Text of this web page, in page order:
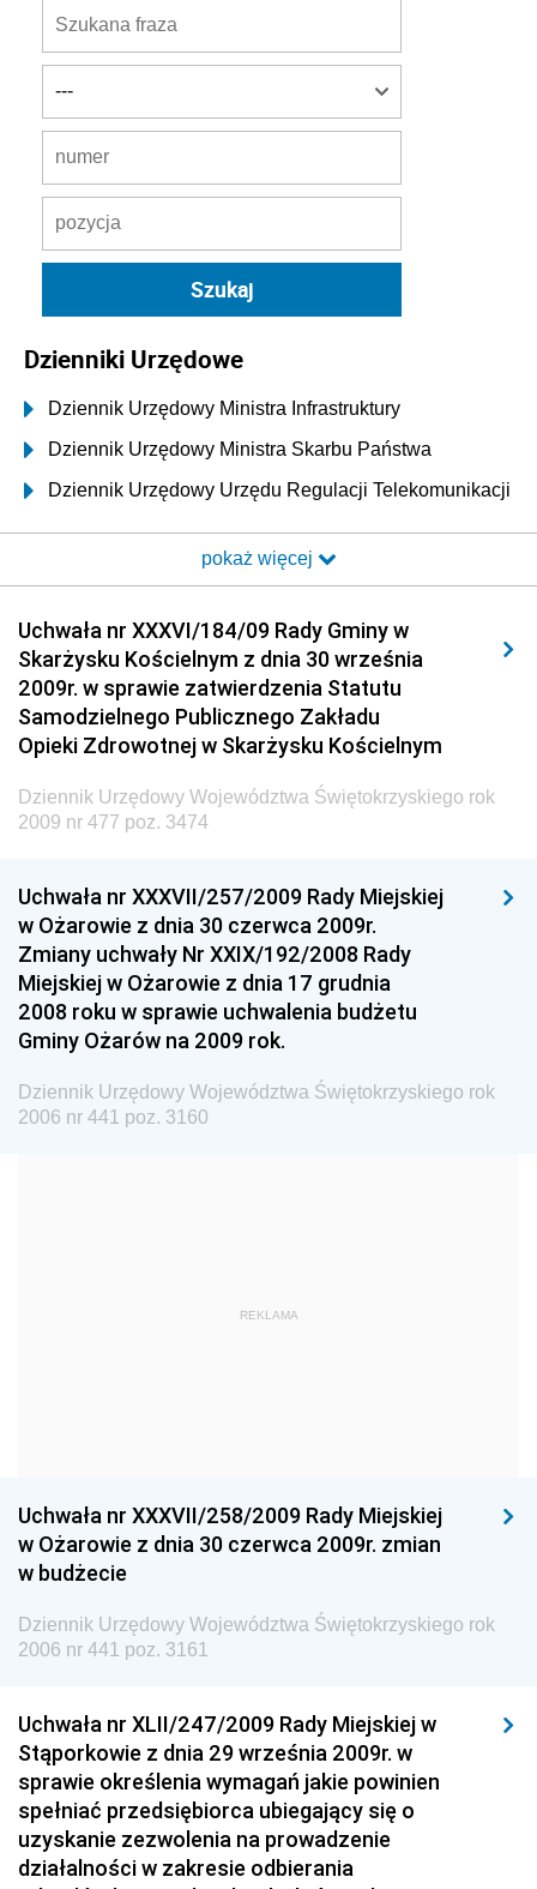
Dzienniki Urzędowe
Dziennik Urzędowy Ministra Infrastruktury
Dziennik Urzędowy Ministra Skarbu Państwa
Dziennik Urzędowy Urzędu Regulacji Telekomunikacji
Dziennik Urzędowy Ministra Transportu i Budownictwa
Elektronicznej
Dziennik Urzędowy Ministra Spraw Wewnętrznych i
Administracji
Dziennik Urzędowy Ministra Transportu
Dziennik Urzędowy Ministra Budownictwa
Dziennik Urzędowy Ministra Nauki i Szkolnictwa
Dziennik Urzędowy Głównego Urzędu Miar
Dziennik Urzędowy Ministra Rolnictwa i Rozwoju Wsi
Dziennik Urzędowy Ministra Edukacji Narodowej i
Sportu
Dziennik Urzędowy Ministra Edukacji i Nauki
Dziennik Urzędowy Ministra Edukacji Narodowej
Dziennik Urzędowy Ministra Gospodarki Morskiej
Dziennik Urzędowy Ministra Kultury i Dziedzictwa
Dziennik Urzędowy Ministra Pracy i Polityki
Społecznej
Dziennik Urzędowy Urzędu Lotnictwa Cywilnego
Dziennik Urzędowy Ministerstwa Hutnictwa i
Przemysłu Maszynowego
Dziennik Urzędowy Ministerstwa Zdrowia i Opieki
Społecznej
Dziennik Urzędowy Ministerstwa Rolnictwa, Leśnictwa
pokaż więcej
Uchwała nr XXXVI/184/09 Rady Gminy w
Skarżysku Kościelnym z dnia 30 września
2009r. w sprawie zatwierdzenia Statutu
Samodzielnego Publicznego Zakładu
Opieki Zdrowotnej w Skarżysku Kościelnym
Dziennik Urzędowy Województwa Świętokrzyskiego rok
2009 nr 477 poz. 3474
Uchwała nr XXXVII/257/2009 Rady Miejskiej
w Ożarowie z dnia 30 czerwca 2009r.
Zmiany uchwały Nr XXIX/192/2008 Rady
Miejskiej w Ożarowie z dnia 17 grudnia
2008 roku w sprawie uchwalenia budżetu
Gminy Ożarów na 2009 rok.
Dziennik Urzędowy Województwa Świętokrzyskiego rok
2006 nr 441 poz. 3160
REKLAMA
Uchwała nr XXXVII/258/2009 Rady Miejskiej
w Ożarowie z dnia 30 czerwca 2009r. zmian
w budżecie
Dziennik Urzędowy Województwa Świętokrzyskiego rok
2006 nr 441 poz. 3161
Uchwała nr XLII/247/2009 Rady Miejskiej w
Stąporkowie z dnia 29 września 2009r. w
sprawie określenia wymagań jakie powinien
spełniać przedsiębiorca ubiegający się o
uzyskanie zezwolenia na prowadzenie
działalności w zakresie odbierania